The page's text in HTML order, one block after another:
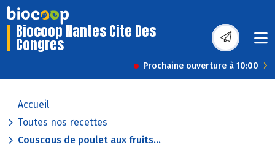
Biocoop Nantes Cite Des
Congres
Prochaine ouverture à 10:00
Accueil
Toutes nos recettes
Couscous de poulet aux fruits...